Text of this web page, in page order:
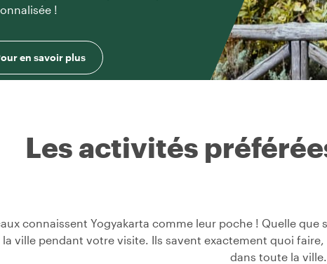
!
en savoir plus
Les activités
connaissent Yogyakarta comme leur poche ! Quelle
la ville pendant votre visite. Ils savent exactement quoi
dans toute la ville.